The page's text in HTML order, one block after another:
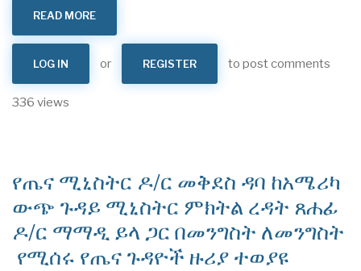
READ MORE
የሕክምና
ትምህርት
«MEDEDAFRICA
2026»
LOG IN or REGISTER to post comments
336 views
የጤና ሚኒስትር ዶ/ር መቅደስ ዳባ ከአሜሪካ
ውጭ ጉዳይ ሚኒስትር ምክትል ረዳት ጸሐፊ
ዶ/ር ማማዲ ይላ ጋር በመንግስት ለመንግስት
የሚሰሩ የጤና ጉዳዮች ዙሪያ ተወያዩ